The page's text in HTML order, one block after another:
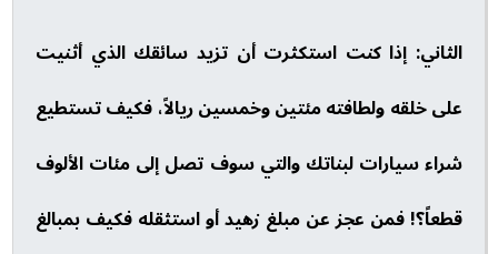
الثاني: إذا كنت استكثرت أن تزيد سائقك الذي أثنيت
على خلقه ولطافته مئتين وخمسين ريالاً، فكيف تستطيع
شراء سيارات لبناتك والتي سوف تصل إلى مئات الألوف
قطعاً؟! فمن عجز عن مبلغ زهيد أو استثقله فكيف بمبالغ